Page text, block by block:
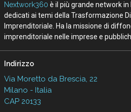
Nextwork360 è il più grande network
dedicati ai temi della Trasformazione
Imprenditoriale. Ha la missione di
imprenditoriale nelle imprese e
Indirizzo
Via Moretto da Brescia, 22
Milano - Italia
CAP 20133